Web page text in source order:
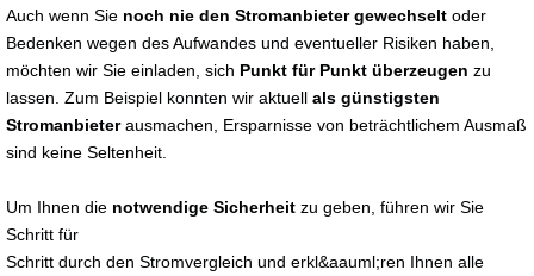
Auch wenn Sie noch nie den Stromanbieter gewechselt oder
Bedenken wegen des Aufwandes und eventueller Risiken haben,
möchten wir Sie einladen, sich Punkt für Punkt überzeugen zu
lassen. Zum Beispiel konnten wir aktuell als günstigsten
Stromanbieterausmachen, Ersparnisse von beträchtlichem Ausmaß
sind keine Seltenheit.
Um Ihnen die notwendige Sicherheit zu geben, führen wir Sie
Schritt für
Schritt durch den Stromvergleich und erkl&aauml;ren Ihnen alle